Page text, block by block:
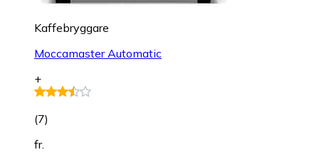
Kaffebryggare
Moccamaster Automatic
+
(7)
fr.